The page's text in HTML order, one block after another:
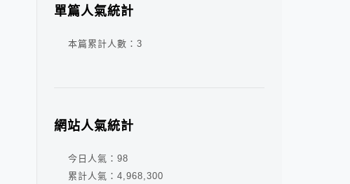
單篇人氣統計
本篇累計人數： 3
網站人氣統計
今日人氣： 98
累計人氣： 4,968,300